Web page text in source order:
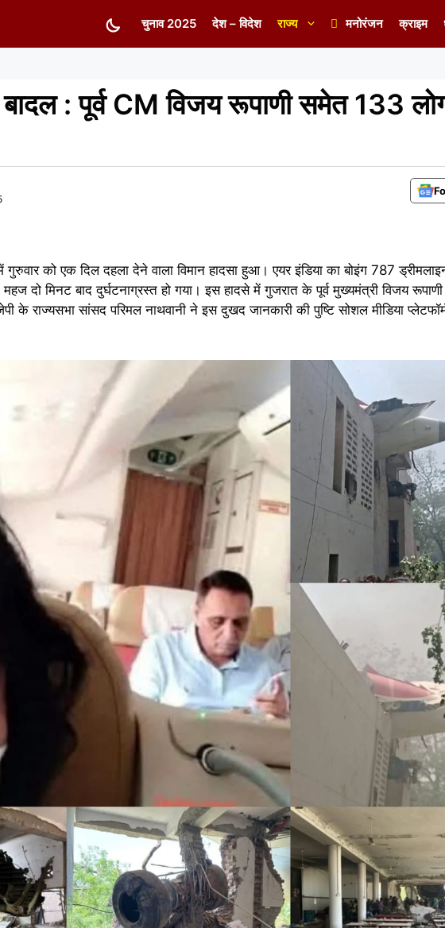
चुनाव 2025 देश – विदेश राज्य मनोरंजन क्राइम
: पूर्व CM विजय रूपाणी समेत 133
गुरुवार को एक दिल दहला देने वाला विमान हादसा हुआ। एयर इंडिया का बोइंग 787
दो मिनट बाद दुर्घटनाग्रस्त हो गया। इस हादसे में गुजरात के पूर्व मुख्यमंत्री विजय
के राज्यसभा सांसद परिमल नाथवानी ने इस दुखद जानकारी की पुष्टि सोशल मीडिया